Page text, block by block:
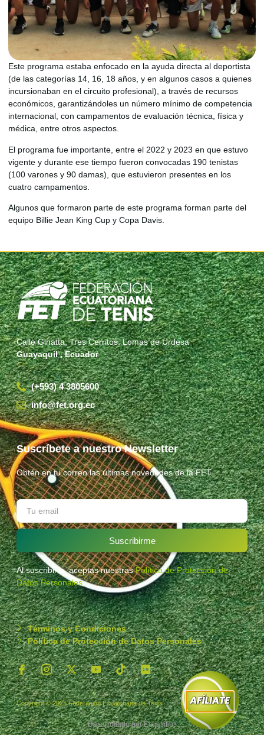
Este programa estaba enfocado en la ayuda directa al deportista
(de las categorías 14, 16, 18 años, y en algunos casos a quienes
incursionaban en el circuito profesional), a través de recursos
económicos, garantizándoles un número mínimo de competencia
internacional, con campamentos de evaluación técnica, física y
médica, entre otros aspectos.
El programa fue importante, entre el 2022 y 2023 en que estuvo
vigente y durante ese tiempo fueron convocadas 190 tenistas
(100 varones y 90 damas), que estuvieron presentes en los
cuatro campamentos.
Algunos que formaron parte de este programa forman parte del
equipo Billie Jean King Cup y Copa Davis.
Calle Ginatta, Tres Cerritos, Lomas de Urdesa
Guayaquil , Ecuador
(+593) 4 3805600
info@fet.org.ec
Suscríbete a nuestro Newsletter
Obtén en tu correo las últimas novedades de la FET.
Suscribirme
Al suscribirte, aceptas nuestrasPolítica de Protección de
Datos Personales.
Términos y Condiciones
Política de Protección de Datos Personales
Copyright © 2025 Federación Ecuatoriana de Tenis
Desarrollado porEcuasitios